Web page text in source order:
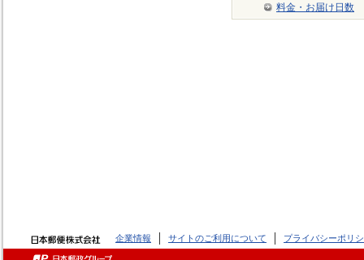
料金・お届け日数
企業情報 サイトのご利用について プライバシーポリ